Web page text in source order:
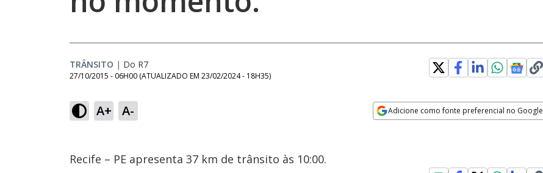
TRÂNSITO | Do R7
27/10/2015 - 06H00 (ATUALIZADO EM 23/02/2024 - 18H35)
A+ A- Adicione como fonte preferencial no Google
Recife – PE apresenta 37 km de trânsito às 10:00.